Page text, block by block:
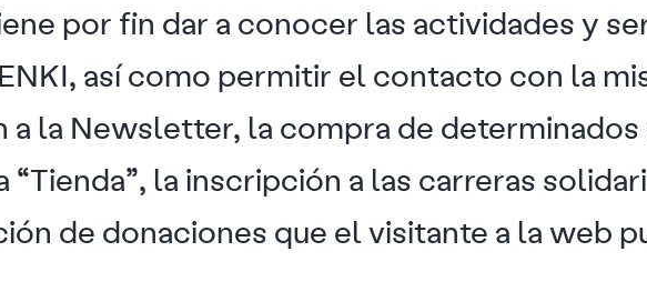
por fin dar a conocer las actividades y
así como permitir el contacto con la
a la Newsletter, la compra de
“Tienda”, la inscripción a las carreras
de donaciones que el visitante a la web